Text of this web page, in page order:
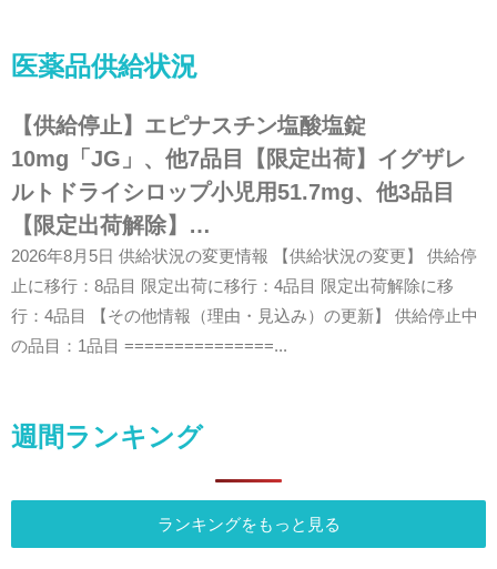
医薬品供給状況
【供給停止】エピナスチン塩酸塩錠
10mg「JG」、他7品目【限定出荷】イグザレ
ルトドライシロップ小児用51.7mg、他3品目
【限定出荷解除】…
2026年8月5日 供給状況の変更情報 【供給状況の変更】 供給停
止に移行：8品目 限定出荷に移行：4品目 限定出荷解除に移
行：4品目 【その他情報（理由・見込み）の更新】 供給停止中
の品目：1品目 ===============...
週間ランキング
ランキングをもっと見る